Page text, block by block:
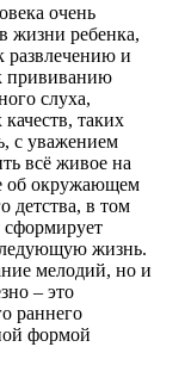
очень
жизни ребенка,
развлечению и
прививанию
слуха,
таких
с уважением
всё живое на
об окружающем
детства, в том
сформирует
жизнь.
мелодий, но и
– это
раннего
формой